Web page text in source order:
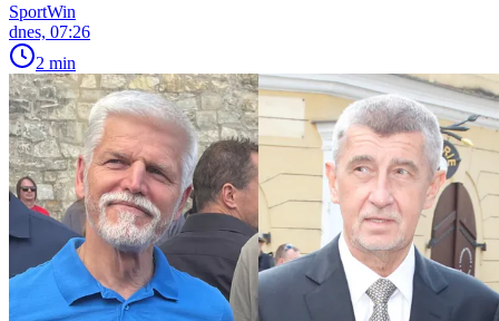
SportWin
dnes, 07:26
2 min